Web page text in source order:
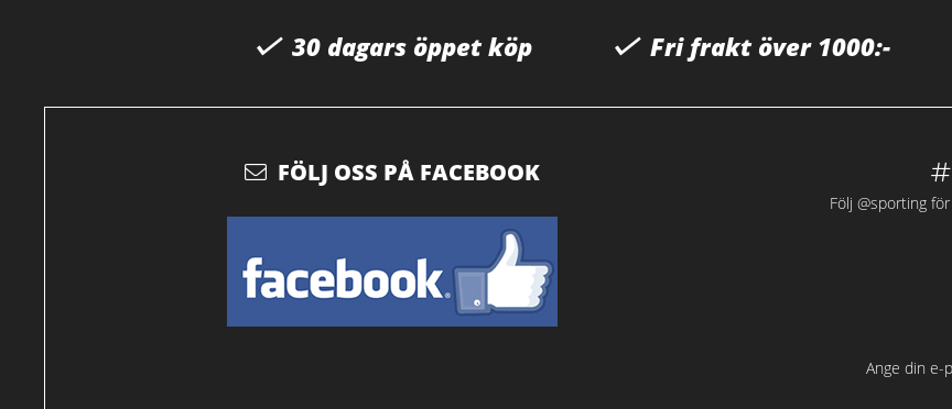
30 dagars öppet köp Fri frakt över 1000:-
FÖLJ OSS PÅ FACEBOOK
Följ @sporting
Ange din e-